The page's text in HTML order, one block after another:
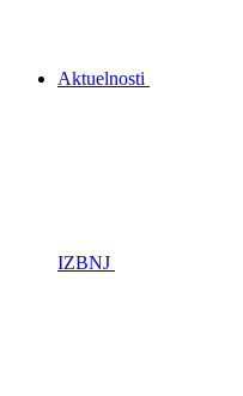
Aktuelnosti
IZBNJ